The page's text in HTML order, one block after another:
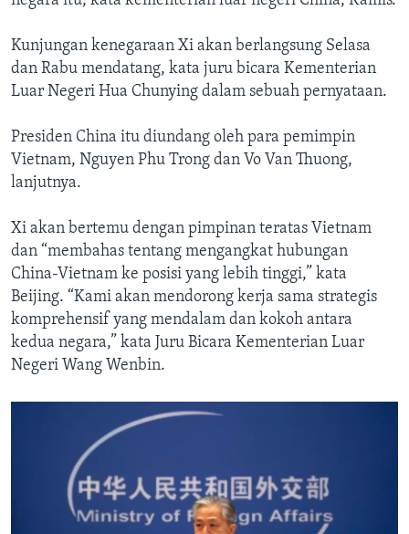
Kunjungan kenegaraan Xi akan berlangsung Selasa
dan Rabu mendatang, kata juru bicara Kementerian
Luar Negeri Hua Chunying dalam sebuah pernyataan.
Presiden China itu diundang oleh para pemimpin
Vietnam, Nguyen Phu Trong dan Vo Van Thuong,
lanjutnya.
Xi akan bertemu dengan pimpinan teratas Vietnam
dan “membahas tentang mengangkat hubungan
China-Vietnam ke posisi yang lebih tinggi,” kata
Beijing. “Kami akan mendorong kerja sama strategis
komprehensif yang mendalam dan kokoh antara
kedua negara,” kata Juru Bicara Kementerian Luar
Negeri Wang Wenbin.